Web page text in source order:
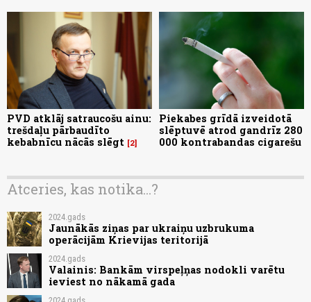
PVD atklāj satraucošu ainu:
trešdaļu pārbaudīto
kebabnīcu nācās slēgt
2
Piekabes grīdā izveidotā
slēptuvē atrod gandrīz 280
000 kontrabandas cigarešu
Atceries, kas notika...?
2024.gads
Jaunākās ziņas par ukraiņu uzbrukuma
operācijām Krievijas teritorijā
2024.gads
Valainis: Bankām virspeļņas nodokli varētu
ieviest no nākamā gada